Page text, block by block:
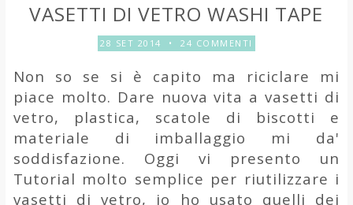
VASETTI DI VETRO WASHI TAPE
28 SET 2014 • 24 COMMENTI
Non so se si è capito ma riciclare mi
piace molto. Dare nuova vita a vasetti di
vetro, plastica, scatole di biscotti e
materiale di imballaggio mi da'
soddisfazione. Oggi vi presento un
Tutorial molto semplice per riutilizzare i
vasetti di vetro, io ho usato quelli dei